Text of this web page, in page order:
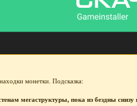
монетки. Подсказка:
мегаструктуры, пока из бездны снизу